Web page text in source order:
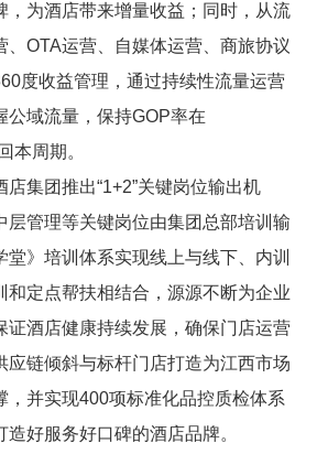
，为酒店带来增量收益；同时，从流
、OTA运营、自媒体运营、商旅协议
度收益管理，通过持续性流量运营
公域流量，保持GOP率在
本周期。
店集团推出“1+2”关键岗位输出机
层管理等关键岗位由集团总部培训输
堂》培训体系实现线上与线下、内训
和定点帮扶相结合，源源不断为企业
证酒店健康持续发展，确保门店运营
应链倾斜与标杆门店打造为江西市场
，并实现400项标准化品控质检体系
好服务好口碑的酒店品牌。